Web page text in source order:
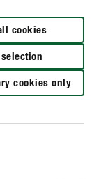
cookies
cookies only